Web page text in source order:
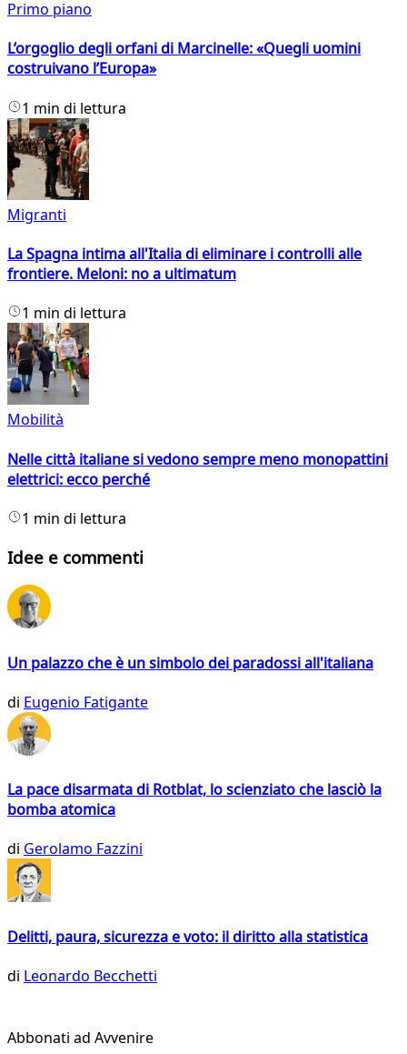
Primo piano
L’orgoglio degli orfani di Marcinelle: «Quegli uomini
costruivano l’Europa»
1 min di lettura
Migranti
La Spagna intima all'Italia di eliminare i controlli alle
frontiere. Meloni: no a ultimatum
1 min di lettura
Mobilità
Nelle città italiane si vedono sempre meno monopattini
elettrici: ecco perché
1 min di lettura
Idee e commenti
Un palazzo che è un simbolo dei paradossi all'italiana
di Eugenio Fatigante
La pace disarmata di Rotblat, lo scienziato che lasciò la
bomba atomica
di Gerolamo Fazzini
Delitti, paura, sicurezza e voto: il diritto alla statistica
di Leonardo Becchetti
Abbonati ad Avvenire